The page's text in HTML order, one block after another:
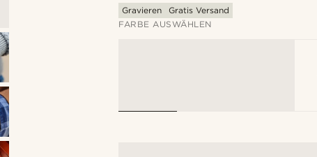
Gravieren
Gratis Versand
FARBE AUSWÄHLEN